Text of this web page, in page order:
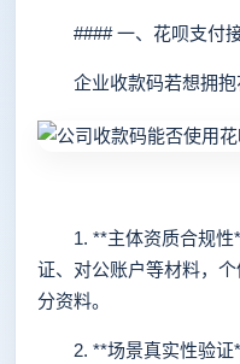
#### 一、花呗支付接
企业收款码若想拥抱
1. **主体资质合规性
证、对公账户等材料，
分资料。
2. **场景真实性验证